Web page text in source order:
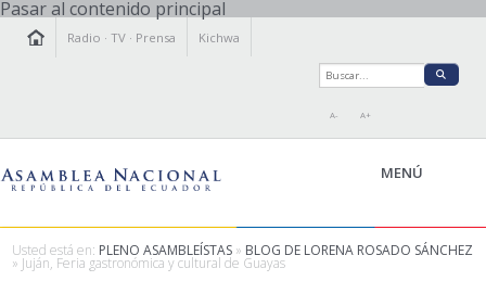
Pasar al contenido principal
Radio ·TV · Prensa Kichwa
A- A+
MENÚ
Usted está en: PLENO ASAMBLEÍSTAS » BLOG DE LORENA ROSADO SÁNCHEZ
» Juján, Feria gastronómica y cultural de Guayas